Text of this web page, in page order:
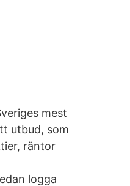
mest
utbud, som
räntor
logga